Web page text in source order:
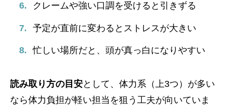
クレームや強い口調を受けると引きずる
予定が直前に変わるとストレスが大きい
忙しい場所だと、頭が真っ白になりやすい
読み取り方の目安として、体力系（上3つ）が多い
なら体力負担が軽い担当を狙う工夫が向いていま